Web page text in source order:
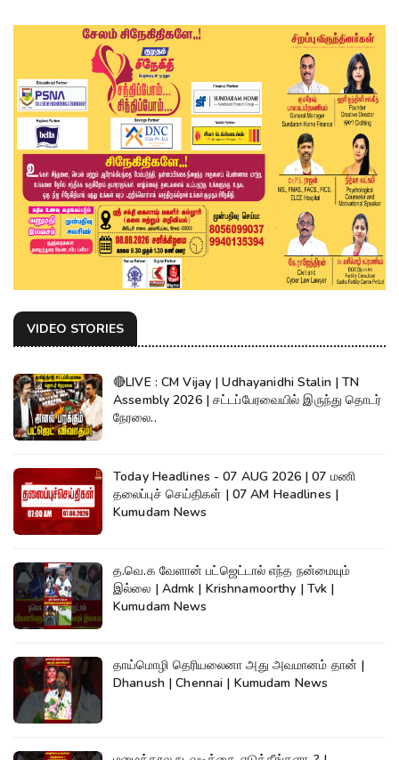
VIDEO STORIES
🔴LIVE : CM Vijay | Udhayanidhi Stalin | TN
Assembly 2026 | சட்டப்பேரவையில் இருந்து தொடர்
நேரலை..
Today Headlines - 07 AUG 2026 | 07 மணி
தலைப்புச் செய்திகள் | 07 AM Headlines |
Kumudam News
த.வெ.க வேளான் பட்ஜெட்டால் எந்த நன்மையும்
இல்லை | Admk | Krishnamoorthy | Tvk |
Kumudam News
தாய்மொழி தெரியலைனா அது அவமானம் தான் |
Dhanush | Chennai | Kumudam News